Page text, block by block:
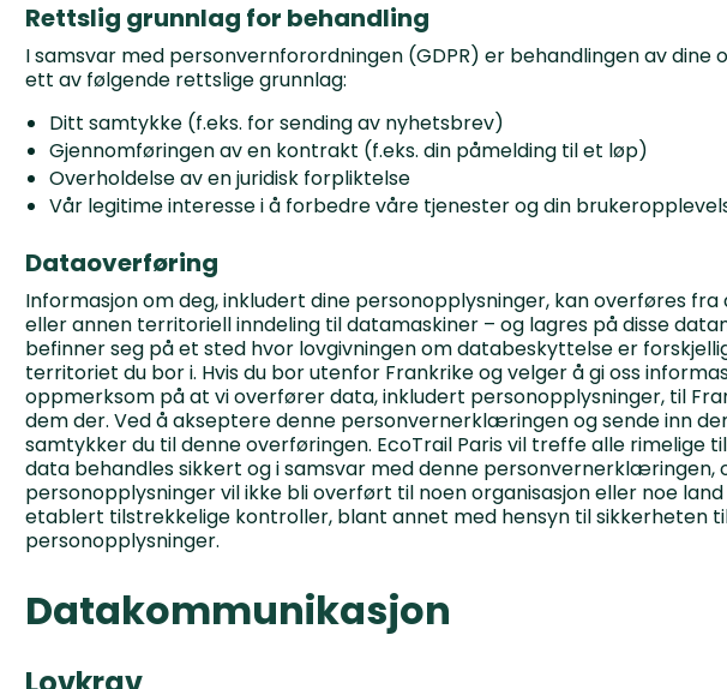
Rettslig grunnlag for behandling
I samsvar med personvernforordningen (GDPR) er behandlingen av dine
ett av følgende rettslige grunnlag:
Ditt samtykke (f.eks. for sending av nyhetsbrev)
Gjennomføringen av en kontrakt (f.eks. din påmelding til et løp)
Overholdelse av en juridisk forpliktelse
Vår legitime interesse i å forbedre våre tjenester og din
Dataoverføring
Informasjon om deg, inkludert dine personopplysninger, kan overføres fra
eller annen territoriell inndeling til datamaskiner – og lagres på disse
befinner seg på et sted hvor lovgivningen om databeskyttelse er
territoriet du bor i. Hvis du bor utenfor Frankrike og velger å gi oss
oppmerksom på at vi overfører data, inkludert personopplysninger, til
dem der. Ved å akseptere denne personvernerklæringen og sende inn
samtykker du til denne overføringen. EcoTrail Paris vil treffe alle rimelige
data behandles sikkert og i samsvar med denne personvernerklæringen,
personopplysninger vil ikke bli overført til noen organisasjon eller noe
etablert tilstrekkelige kontroller, blant annet med hensyn til sikkerheten
personopplysninger.
Datakommunikasjon